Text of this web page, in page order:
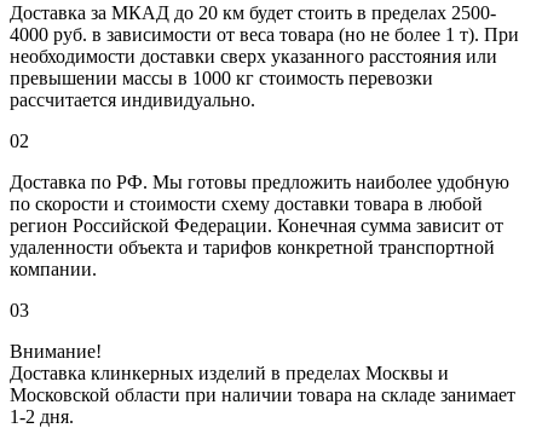
Доставка за МКАД до 20 км будет стоить в пределах 2500-
4000 руб. в зависимости от веса товара (но не более 1 т). При
необходимости доставки сверх указанного расстояния или
превышении массы в 1000 кг стоимость перевозки
рассчитается индивидуально.
02
Доставка по РФ. Мы готовы предложить наиболее удобную
по скорости и стоимости схему доставки товара в любой
регион Российской Федерации. Конечная сумма зависит от
удаленности объекта и тарифов конкретной транспортной
компании.
03
Внимание!
Доставка клинкерных изделий в пределах Москвы и
Московской области при наличии товара на складе занимает
1-2 дня.